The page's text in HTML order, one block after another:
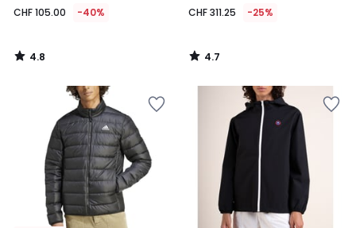
CHF 105.00 -40%
4.8
/
CHF 311.25 -25%
4.7
/